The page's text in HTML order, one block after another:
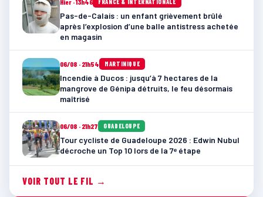
Hier · 13h46 FRANCE & INTERNATIONALE
Pas-de-Calais : un enfant grièvement brûlé
après l’explosion d’une balle antistress achetée
en magasin
06/08 · 21h54 MARTINIQUE
Incendie à Ducos : jusqu’à 7 hectares de la
mangrove de Génipa détruits, le feu désormais
maîtrisé
06/08 · 21h27 GUADELOUPE
Tour cycliste de Guadeloupe 2026 : Edwin Nubul
décroche un Top 10 lors de la 7ᵉ étape
VOIR TOUT LE FIL →